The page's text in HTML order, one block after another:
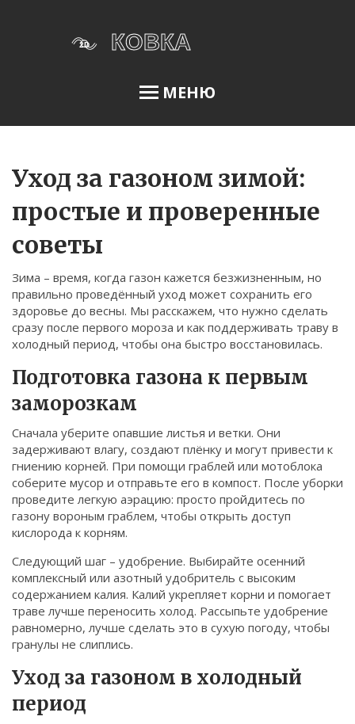
МЕНЮ
Меню
О нас
Условия использования
Политика конфиденциальности
ФЗ-152
Связаться
© 2026. Все права защищены.
Уход за газоном зимой:
простые и проверенные
советы
Зима – время, когда газон кажется безжизненным, но
правильно проведённый уход может сохранить его
здоровье до весны. Мы расскажем, что нужно сделать
сразу после первого мороза и как поддерживать траву в
холодный период, чтобы она быстро восстановилась.
Подготовка газона к первым
заморозкам
Сначала уберите опавшие листья и ветки. Они
задерживают влагу, создают плёнку и могут привести к
гниению корней. При помощи граблей или мотоблока
соберите мусор и отправьте его в компост. После уборки
проведите легкую аэрацию: просто пройдитесь по
газону вороным граблем, чтобы открыть доступ
кислорода к корням.
Следующий шаг – удобрение. Выбирайте осенний
комплексный или азотный удобритель с высоким
содержанием калия. Калий укрепляет корни и помогает
траве лучше переносить холод. Рассыпьте удобрение
равномерно, лучше сделать это в сухую погоду, чтобы
гранулы не слиплись.
Уход за газоном в холодный
период